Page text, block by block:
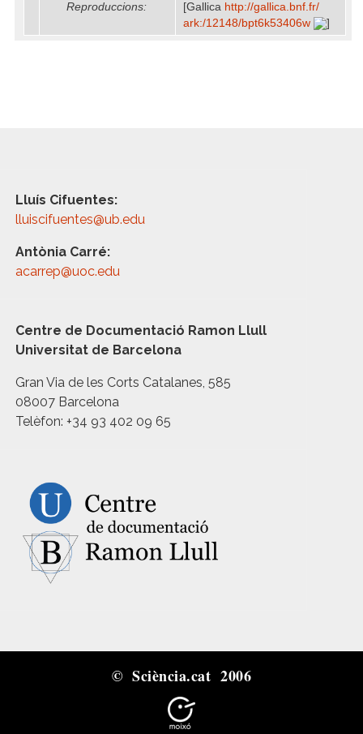
Reproduccions:
[Gallica http:/​/​gallica.bnf.fr/​
ark:/​12148/​bpt6k53406w
]
Lluís Cifuentes:
lluiscifuentes@ub.edu
Antònia Carré:
acarrep@uoc.edu
Centre de Documentació Ramon Llull
Universitat de Barcelona
Gran Via de les Corts Catalanes, 585
08007 Barcelona
Telèfon: +34 93 402 09 65
© Sciència.cat 2006